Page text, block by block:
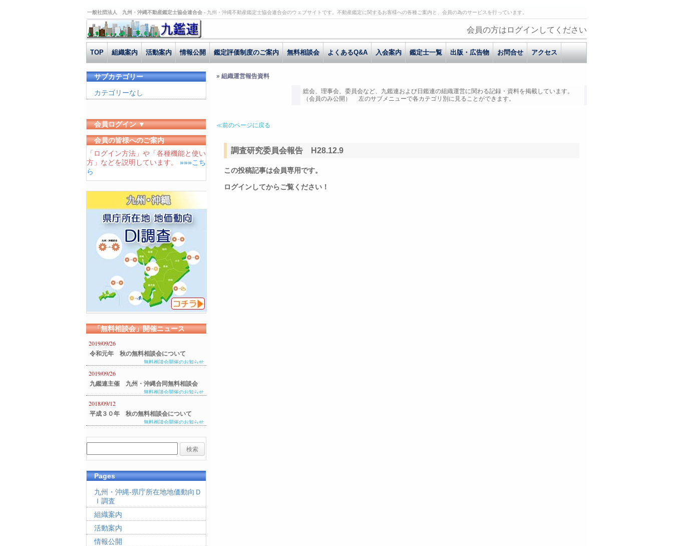
一般社団法人 九州・沖縄不動産鑑定士協会連合会 - 九州・沖縄不動産鑑定士協会連合会のウェブサイトです。不動産鑑定に関するお客様への各種ご案内と、会員の為のサービスを行っています。
会員の方はログインしてください
TOP 組織案内 活動案内 情報公開 鑑定評価制度のご案内 無料相談会 よくあるQ&A 入会案内 鑑定士一覧 出版・広告物 お問合せ アクセス
» 組織運営報告資料
総会、理事会、委員会など、九鑑連および日鑑連の組織運営に関わる記録・資料を掲載しています。
（会員のみ公開） 左のサブメニューで各カテゴリ別に見ることができます。
≪前のページに戻る
調査研究委員会報告 H28.12.9
この投稿記事は会員専用です。
ログインしてからご覧ください！
サブカテゴリー
カテゴリーなし
会員ログイン ▼
ユーザーID
パスワード
会員の皆様へのご案内
「ログイン方法」や「各種機能と使い
方」などを説明しています。 »»»こち
ら
「無料相談会」開催ニュース
2019/09/26
令和元年 秋の無料相談会について
無料相談会開催のお知らせ
2019/09/26
九鑑連主催 九州・沖縄合同無料相談会
のご案内
無料相談会開催のお知らせ
2018/09/12
平成３０年 秋の無料相談会について
無料相談会開催のお知らせ
Pages
九州・沖縄-県庁所在地地価動向Ｄ
Ｉ調査
組織案内
活動案内
情報公開